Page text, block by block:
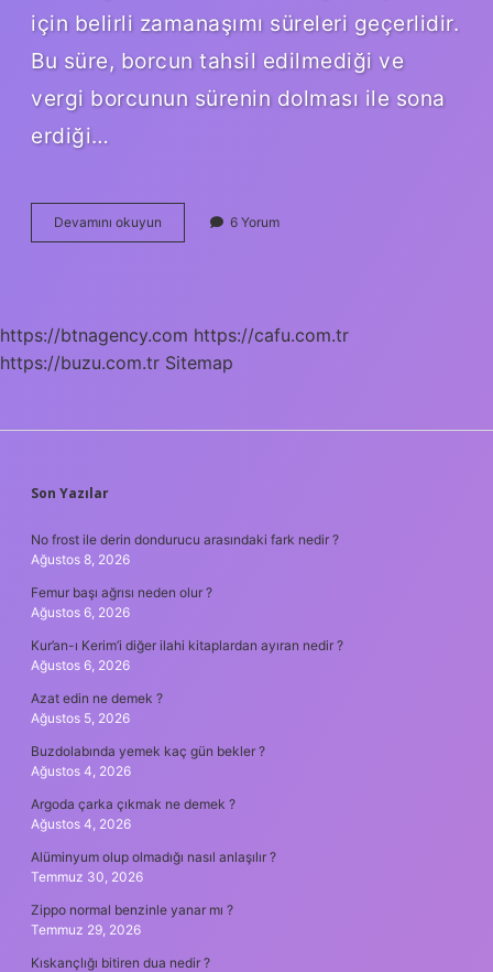
için belirli zamanaşımı süreleri geçerlidir.
Bu süre, borcun tahsil edilmediği ve
vergi borcunun sürenin dolması ile sona
erdiği…
Devamını okuyun
Yıl
Mi
6 Yorum
https://btnagency.com https://cafu.com.tr
https://buzu.com.tr Sitemap
SIDEBAR
Son Yazılar
No frost ile derin dondurucu arasındaki fark nedir ?
Ağustos 8, 2026
Femur başı ağrısı neden olur ?
Ağustos 6, 2026
Kur’an-ı Kerim’i diğer ilahi kitaplardan ayıran nedir ?
Ağustos 6, 2026
Azat edin ne demek ?
Ağustos 5, 2026
Buzdolabında yemek kaç gün bekler ?
Ağustos 4, 2026
Argoda çarka çıkmak ne demek ?
Ağustos 4, 2026
Alüminyum olup olmadığı nasıl anlaşılır ?
Temmuz 30, 2026
Zippo normal benzinle yanar mı ?
Temmuz 29, 2026
Kıskançlığı bitiren dua nedir ?